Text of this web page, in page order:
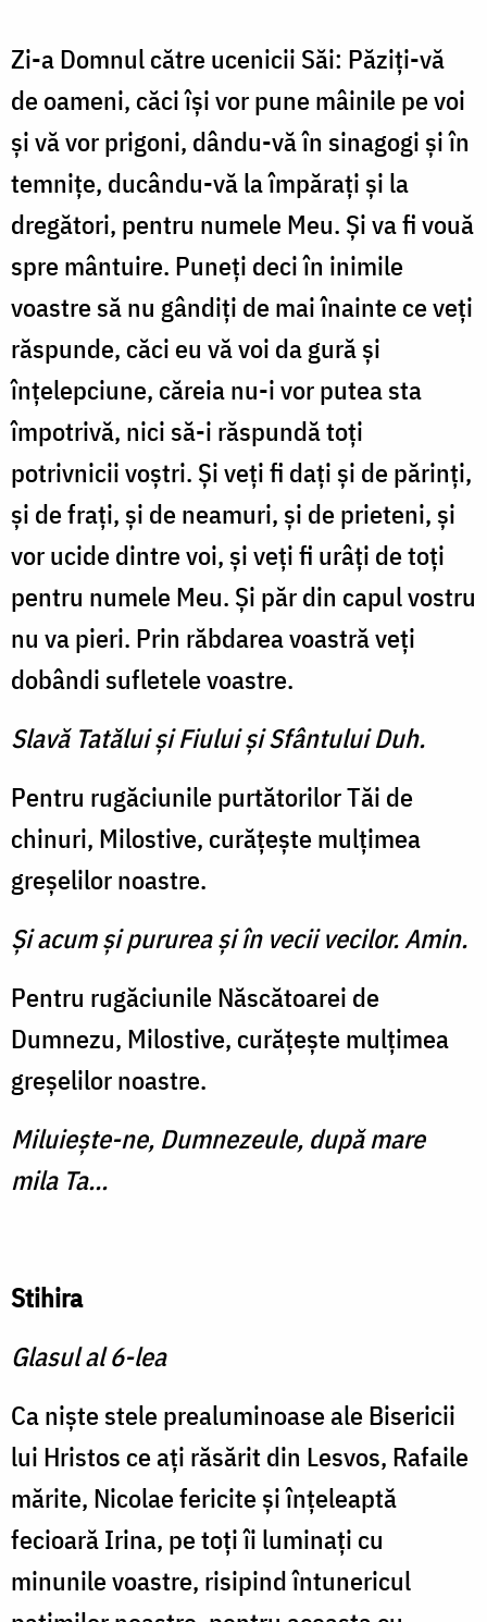
Zi-a Domnul către ucenicii Săi: Păziți-vă
de oameni, căci își vor pune mâinile pe voi
și vă vor prigoni, dându-vă în sinagogi și în
temnițe, ducându-vă la împărați și la
dregători, pentru numele Meu. Și va fi vouă
spre mântuire. Puneți deci în inimile
voastre să nu gândiți de mai înainte ce veți
răspunde, căci eu vă voi da gură și
înțelepciune, căreia nu-i vor putea sta
împotrivă, nici să-i răspundă toți
potrivnicii voștri. Și veți fi dați și de părinți,
și de frați, și de neamuri, și de prieteni, și
vor ucide dintre voi, și veți fi urâți de toți
pentru numele Meu. Și păr din capul vostru
nu va pieri. Prin răbdarea voastră veți
dobândi sufletele voastre.
Slavă Tatălui şi Fiului şi Sfântului Duh.
Pentru rugăciunile purtătorilor Tăi de
chinuri, Milostive, curățește mulțimea
greșelilor noastre.
Şi acum şi pururea şi în vecii vecilor. Amin.
Pentru rugăciunile Născătoarei de
Dumnezu, Milostive, curățește mulțimea
greșelilor noastre.
Miluiește-ne, Dumnezeule, după mare
mila Ta...
Stihira
Glasul al 6-lea
Ca niște stele prealuminoase ale Bisericii
lui Hristos ce ați răsărit din Lesvos, Rafaile
mărite, Nicolae fericite și înțeleaptă
fecioară Irina, pe toți îi luminați cu
minunile voastre, risipind întunericul